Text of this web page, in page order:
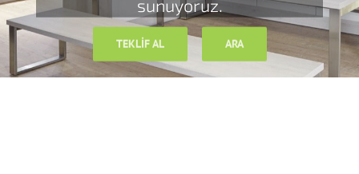
sunuyoruz.
TEKLIF AL ARA